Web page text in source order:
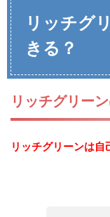
リッチグ
きる？
リッチグリー
リッチグリーンは自